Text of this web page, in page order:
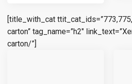
[title_with_cat
carton” tag_name=”h2″
carton/”]